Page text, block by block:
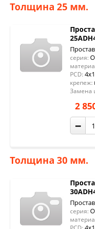
Толщина 25 мм.
серия:
PCD:
крепеж:
Замена
2
−
Толщина 30 мм.
серия: